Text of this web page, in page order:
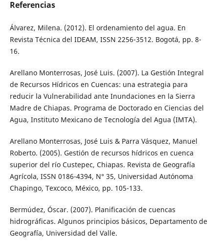
Referencias
Álvarez, Milena. (2012). El ordenamiento del agua. En
Revista Técnica del IDEAM, ISSN 2256-3512. Bogotá, pp. 8-
16.
Arellano Monterrosas, José Luis. (2007). La Gestión Integral
de Recursos Hídricos en Cuencas: una estrategia para
reducir la Vulnerabilidad ante Inundaciones en la Sierra
Madre de Chiapas. Programa de Doctorado en Ciencias del
Agua, Instituto Mexicano de Tecnología del Agua (IMTA).
Arellano Monterrosas, José Luis & Parra Vásquez, Manuel
Roberto. (2005). Gestión de recursos hídricos en cuenca
superior del río Custepec, Chiapas. Revista de Geografía
Agrícola, ISSN 0186-4394, N° 35, Universidad Autónoma
Chapingo, Texcoco, México, pp. 105-133.
Bermúdez, Óscar. (2007). Planificación de cuencas
hidrográficas. Algunos principios básicos, Departamento de
Geografía, Universidad del Valle.